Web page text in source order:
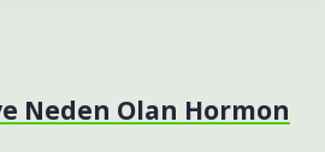
Neden Olan Hormon